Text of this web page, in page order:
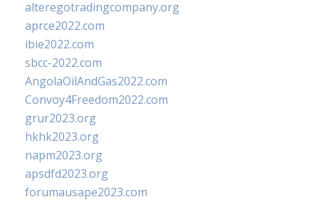
alteregotradingcompany.org
aprce2022.com
ibie2022.com
sbcc-2022.com
AngolaOilAndGas2022.com
Convoy4Freedom2022.com
grur2023.org
hkhk2023.org
napm2023.org
apsdfd2023.org
forumausape2023.com